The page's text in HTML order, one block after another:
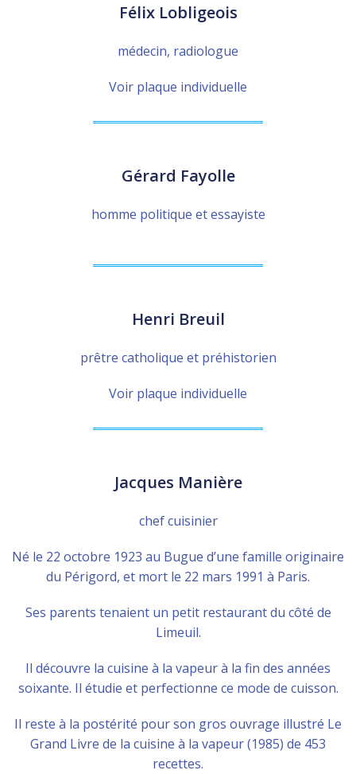
Félix Lobligeois
médecin, radiologue
Voir plaque individuelle
Gérard Fayolle
homme politique et essayiste
Henri Breuil
prêtre catholique et préhistorien
Voir plaque individuelle
Jacques Manière
chef cuisinier
Né le 22 octobre 1923 au Bugue d’une famille originaire
du Périgord, et mort le 22 mars 1991 à Paris.
Ses parents tenaient un petit restaurant du côté de
Limeuil.
Il découvre la cuisine à la vapeur à la fin des années
soixante. Il étudie et perfectionne ce mode de cuisson.
Il reste à la postérité pour son gros ouvrage illustré Le
Grand Livre de la cuisine à la vapeur (1985) de 453
recettes.